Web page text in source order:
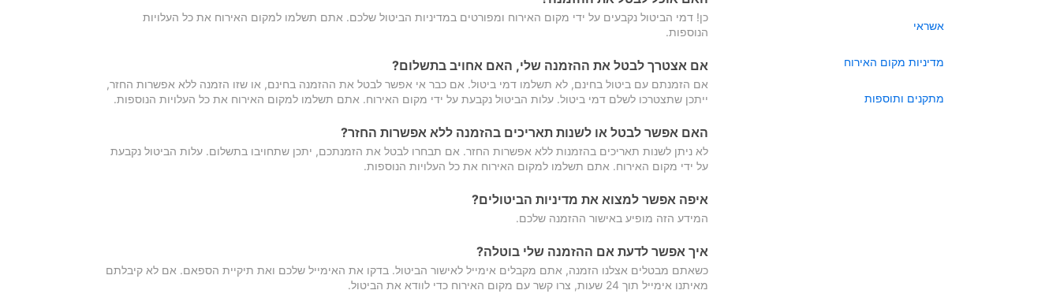
אשראי
מדיניות מקום האירוח
מתקנים ותוספות
כן! דמי הביטול נקבעים על ידי מקום האירוח ומפורטים במדיניות הביטול שלכם. אתם תשלמו למקום האירוח את כל העלויות
הנוספות.
אם אצטרך לבטל את ההזמנה שלי, האם אחויב בתשלום?
אם הזמנתם עם ביטול בחינם, לא תשלמו דמי ביטול. אם כבר אי אפשר לבטל את ההזמנה בחינם, או שזו הזמנה ללא אפשרות החזר,
ייתכן שתצטרכו לשלם דמי ביטול. עלות הביטול נקבעת על ידי מקום האירוח. אתם תשלמו למקום האירוח את כל העלויות הנוספות.
האם אפשר לבטל או לשנות תאריכים בהזמנה ללא אפשרות החזר?
לא ניתן לשנות תאריכים בהזמנות ללא אפשרות החזר. אם תבחרו לבטל את הזמנתכם, יתכן שתחויבו בתשלום. עלות הביטול נקבעת
על ידי מקום האירוח. אתם תשלמו למקום האירוח את כל העלויות הנוספות.
איפה אפשר למצוא את מדיניות הביטולים?
המידע הזה מופיע באישור ההזמנה שלכם.
איך אפשר לדעת אם ההזמנה שלי בוטלה?
כשאתם מבטלים אצלנו הזמנה, אתם מקבלים אימייל לאישור הביטול. בדקו את האימייל שלכם ואת תיקיית הספאם. אם לא קיבלתם
מאיתנו אימייל תוך 24 שעות, צרו קשר עם מקום האירוח כדי לוודא את הביטול.